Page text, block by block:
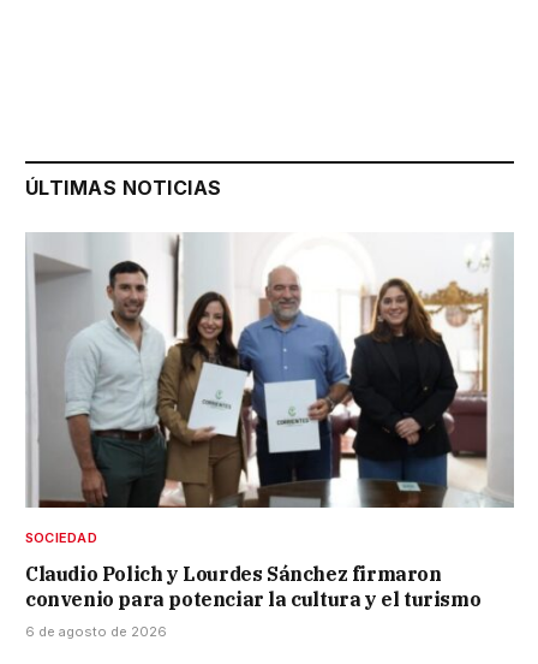
ÚLTIMAS NOTICIAS
SOCIEDAD
Claudio Polich y Lourdes Sánchez firmaron
convenio para potenciar la cultura y el turismo
6 de agosto de 2026